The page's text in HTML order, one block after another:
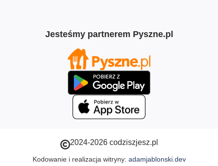
Jesteśmy partnerem Pyszne.pl
2024-2026 codziszjesz.pl
Kodowanie i realizacja witryny: adamjablonski.dev